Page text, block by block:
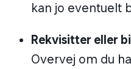
kan jo eventuelt
Rekvisitter eller
Overvej om du